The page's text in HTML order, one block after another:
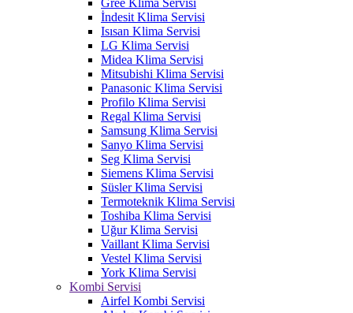
Gree Klima Servisi
İndesit Klima Servisi
Isısan Klima Servisi
LG Klima Servisi
Midea Klima Servisi
Mitsubishi Klima Servisi
Panasonic Klima Servisi
Profilo Klima Servisi
Regal Klima Servisi
Samsung Klima Servisi
Sanyo Klima Servisi
Seg Klima Servisi
Siemens Klima Servisi
Süsler Klima Servisi
Termoteknik Klima Servisi
Toshiba Klima Servisi
Uğur Klima Servisi
Vaillant Klima Servisi
Vestel Klima Servisi
York Klima Servisi
Kombi Servisi
Airfel Kombi Servisi